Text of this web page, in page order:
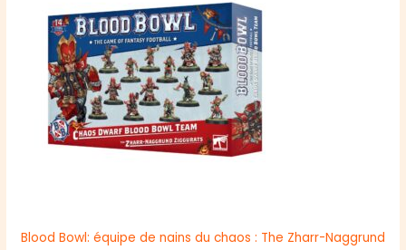
Blood Bowl: équipe de nains du chaos : The Zharr-Naggrund